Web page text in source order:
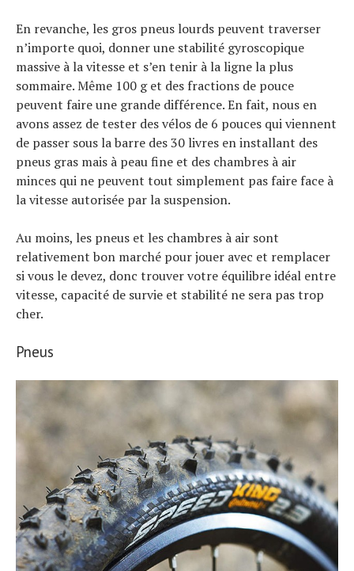
En revanche, les gros pneus lourds peuvent traverser
n’importe quoi, donner une stabilité gyroscopique
massive à la vitesse et s’en tenir à la ligne la plus
sommaire. Même 100 g et des fractions de pouce
peuvent faire une grande différence. En fait, nous en
avons assez de tester des vélos de 6 pouces qui viennent
de passer sous la barre des 30 livres en installant des
pneus gras mais à peau fine et des chambres à air
minces qui ne peuvent tout simplement pas faire face à
la vitesse autorisée par la suspension.
Au moins, les pneus et les chambres à air sont
relativement bon marché pour jouer avec et remplacer
si vous le devez, donc trouver votre équilibre idéal entre
vitesse, capacité de survie et stabilité ne sera pas trop
cher.
Pneus